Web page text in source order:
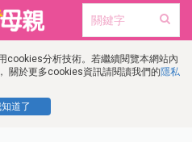
cookies分析技術。若繼續閱覽本網站內
關於更多cookies資訊請閱讀我們的隱私
道了